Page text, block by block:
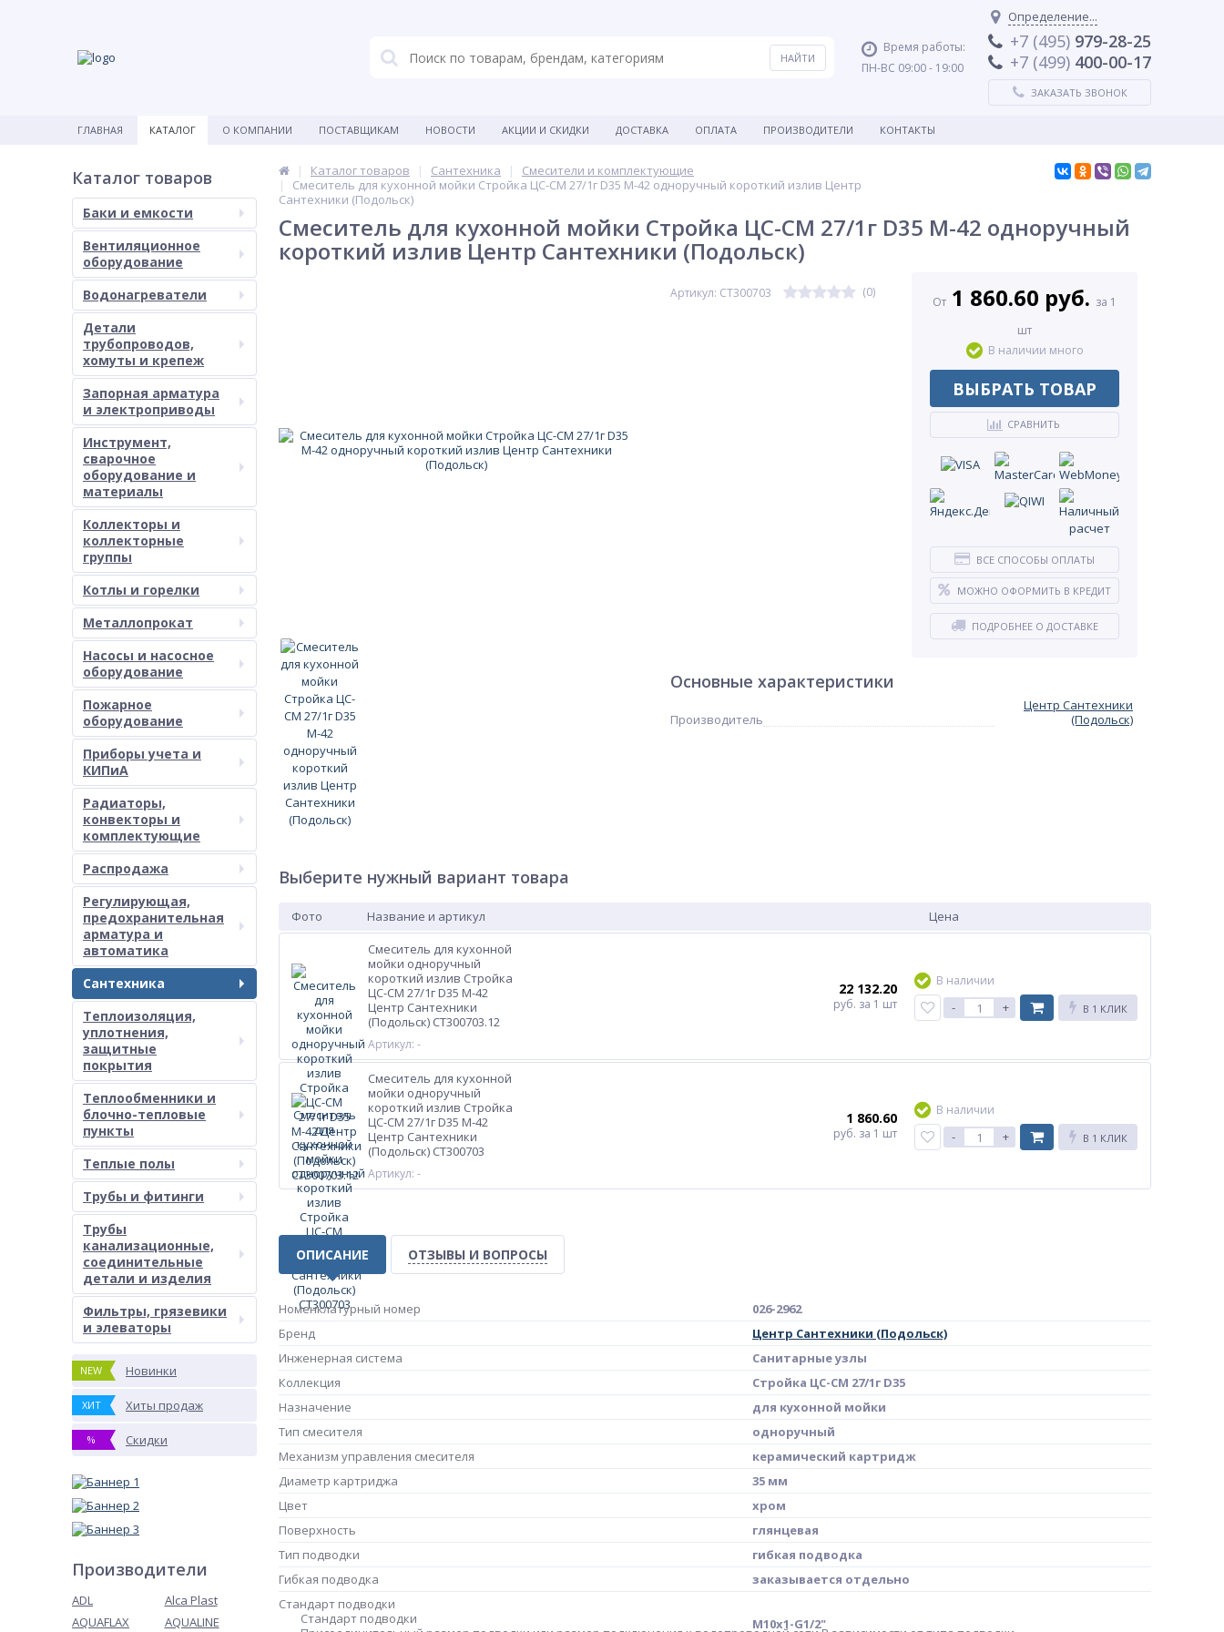
Время работы:
ПН-ВС 09:00 - 19:00
Определение...
+7 (495) 979-28-25
+7 (499) 400-00-17
ЗАКАЗАТЬ ЗВОНОК
ГЛАВНАЯ КАТАЛОГ О КОМПАНИИ ПОСТАВЩИКАМ НОВОСТИ АКЦИИ И СКИДКИ ДОСТАВКА ОПЛАТА ПРОИЗВОДИТЕЛИ КОНТАКТЫ
Каталог товаров
Баки и емкости
Вентиляционное
оборудование
Водонагреватели
Детали
трубопроводов,
хомуты и крепеж
Запорная арматура
и электроприводы
Инструмент,
сварочное
оборудование и
материалы
Коллекторы и
коллекторные
группы
Котлы и горелки
Металлопрокат
Насосы и насосное
оборудование
Пожарное
оборудование
Приборы учета и
КИПиА
Радиаторы,
конвекторы и
комплектующие
Распродажа
Регулирующая,
предохранительная
арматура и
автоматика
Сантехника
Теплоизоляция,
уплотнения,
защитные
покрытия
Теплообменники и
блочно-тепловые
пункты
Теплые полы
Трубы и фитинги
Трубы
канализационные,
соединительные
детали и изделия
Фильтры, грязевики
и элеваторы
NEW Новинки
ХИТ Хиты продаж
% Скидки
Производители
ADL
Alca Plast
AQUAFLAX
AQUALINE
Каталог товаров Сантехника
Смесители и комплектующие
Смеситель для кухонной мойки Стройка ЦС-СМ 27/1г D35 М-42 одноручный короткий излив Центр
Сантехники (Подольск)
Смеситель для кухонной мойки Стройка ЦС-СМ 27/1г D35 М-42 одноручный
короткий излив Центр Сантехники (Подольск)
Артикул: СТ300703 (0)
От 1 860.60 руб. за 1
шт
В наличии много
ВЫБРАТЬ ТОВАР
СРАВНИТЬ
ВСЕ СПОСОБЫ ОПЛАТЫ
МОЖНО ОФОРМИТЬ В КРЕДИТ
ПОДРОБНЕЕ О ДОСТАВКЕ
Основные характеристики
Производитель
Центр Сантехники
(Подольск)
Выберите нужный вариант товара
Фото Название и артикул
Цена
Смеситель для кухонной
мойки одноручный
короткий излив Стройка
ЦС-СМ 27/1г D35 М-42
Центр Сантехники
(Подольск) СТ300703.12
Артикул: -
22 132.20
руб. за 1 шт
В наличии
- + В 1 КЛИК
Смеситель для кухонной
мойки одноручный
короткий излив Стройка
ЦС-СМ 27/1г D35 М-42
Центр Сантехники
(Подольск) СТ300703
Артикул: -
1 860.60
руб. за 1 шт
В наличии
- + В 1 КЛИК
ОПИСАНИЕ ОТЗЫВЫ И ВОПРОСЫ
Номенклатурный номер
026-2962
Бренд
Центр Сантехники (Подольск)
Инженерная система
Санитарные узлы
Коллекция
Стройка ЦС-СМ 27/1г D35
Назначение
для кухонной мойки
Тип смесителя
одноручный
Механизм управления смесителя
керамический картридж
Диаметр картриджа
35 мм
Цвет
хром
Поверхность
глянцевая
Тип подводки
гибкая подводка
Гибкая подводка
заказывается отдельно
Стандарт подводки
Стандарт подводки
М10х1-G1/2"